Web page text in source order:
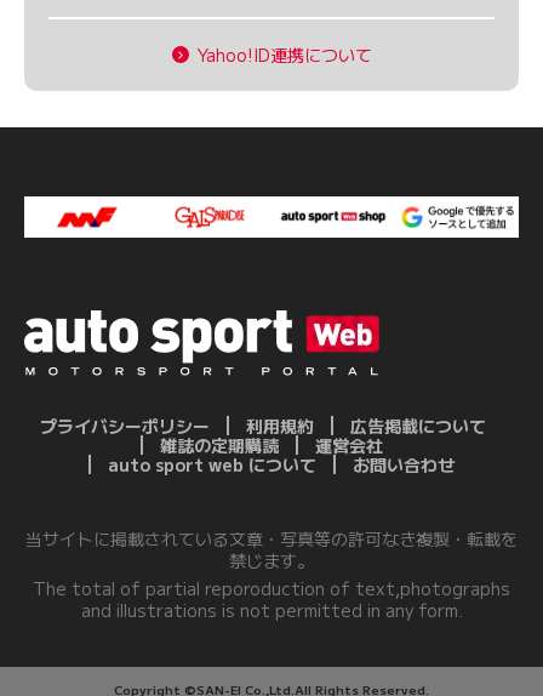
Yahoo!ID連携について
プライバシーポリシー 利用規約
広告掲載について
雑誌の定期購読
運営会社
auto sport web について
お問い合わせ
当サイトに掲載されている文章・写真等の許可なき複製・転載を
禁じます。
The total of partial reporoduction of text,photographs
and illustrations is not permitted in any form.
Copyright ©SAN-EI Co.,Ltd.All Rights Reserved.